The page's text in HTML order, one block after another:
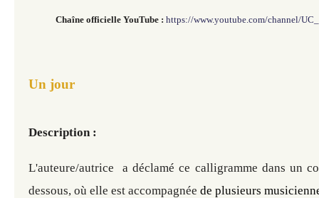
Chaîne officielle YouTube : https://www.youtube.com/channel/
Un jour
Description :
L'auteure/autrice a déclamé ce calligramme dans un
dessous, où elle est accompagnée de plusieurs